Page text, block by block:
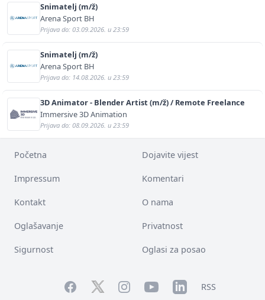
Snimatelj (m/ž)
Arena Sport BH
Prijava do: 03.09.2026. u 23:59
Snimatelj (m/ž)
Arena Sport BH
Prijava do: 14.08.2026. u 23:59
3D Animator - Blender Artist (m/ž) / Remote Freelance
Immersive 3D Animation
Prijava do: 08.09.2026. u 23:59
Početna Dojavite vijest
Impressum Komentari
Kontakt O nama
Oglašavanje Privatnost
Sigurnost Oglasi za posao
FacebookTwitterInstagramYouTubeLinkedInRSS